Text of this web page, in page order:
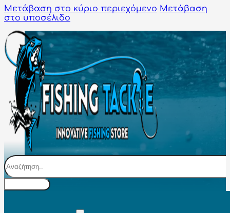
Μετάβαση στο κύριο περιεχόμενο Μετάβαση
στο υποσέλιδο
Αναζήτηση